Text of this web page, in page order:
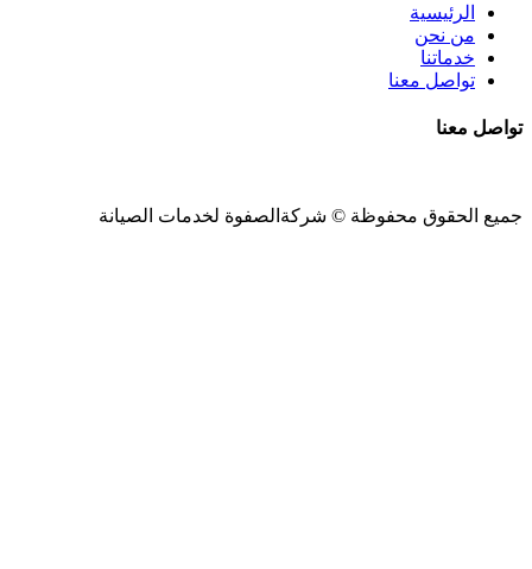
الرئيسية
من نحن
خدماتنا
تواصل معنا
تواصل معنا
جميع الحقوق محفوظة © شركةالصفوة لخدمات الصيانة